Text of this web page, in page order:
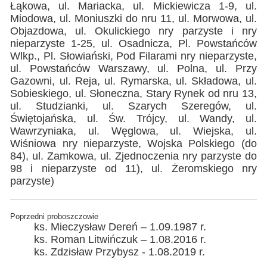
Łąkowa, ul. Mariacka, ul. Mickiewicza 1-9, ul.
Miodowa, ul. Moniuszki do nru 11, ul. Morwowa, ul.
Objazdowa, ul. Okulickiego nry parzyste i nry
nieparzyste 1-25, ul. Osadnicza, Pl. Powstańców
Wlkp., Pl. Słowiański, Pod Filarami nry nieparzyste,
ul. Powstańców Warszawy, ul. Polna, ul. Przy
Gazowni, ul. Reja, ul. Rymarska, ul. Składowa, ul.
Sobieskiego, ul. Słoneczna, Stary Rynek od nru 13,
ul. Studzianki, ul. Szarych Szeregów, ul.
Świętojańska, ul. Św. Trójcy, ul. Wandy, ul.
Wawrzyniaka, ul. Węglowa, ul. Wiejska, ul.
Wiśniowa nry nieparzyste, Wojska Polskiego (do
84), ul. Zamkowa, ul. Zjednoczenia nry parzyste do
98 i nieparzyste od 11), ul. Żeromskiego nry
parzyste)
Poprzedni proboszczowie
ks. Mieczysław Dereń – 1.09.1987 r.
ks. Roman Litwińczuk – 1.08.2016 r.
ks. Zdzisław Przybysz - 1.08.2019 r.